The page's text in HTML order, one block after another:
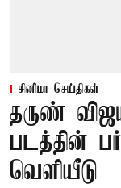
சினிமா செய்திகள்
தருண்
படத்தின்
வெளியீடு